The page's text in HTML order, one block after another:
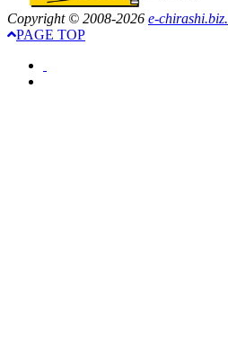
Copyright © 2008-2026 e-chirashi.biz.
PAGE TOP